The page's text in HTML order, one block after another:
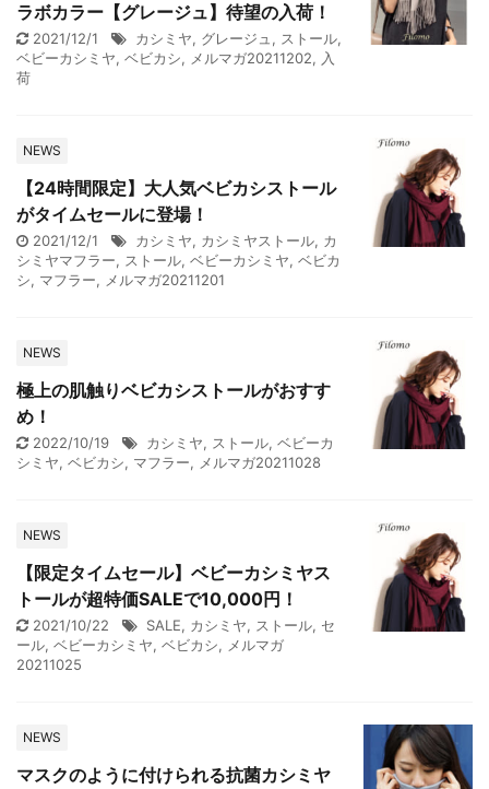
ラボカラー【グレージュ】待望の入荷！
2021/12/1 カシミヤ, グレージュ , ストール,
ベビーカシミヤ, ベビカシ, メルマガ20211202, 入
荷
NEWS
【24時間限定】大人気ベビカシストール
がタイムセールに登場！
2021/12/1 カシミヤ, カシミヤストール, カ
シミヤマフラー, ストール, ベビーカシミヤ, ベビカ
シ, マフラー, メルマガ20211201
NEWS
極上の肌触りベビカシストールがおすす
め！
2022/10/19 カシミヤ, ストール, ベビーカ
シミヤ, ベビカシ, マフラー, メルマガ20211028
NEWS
【限定タイムセール】ベビーカシミヤス
トールが超特価SALEで10,000円！
2021/10/22 SALE, カシミヤ, ストール, セ
ール, ベビーカシミヤ, ベビカシ, メルマガ
20211025
NEWS
マスクのように付けられる抗菌カシミヤ